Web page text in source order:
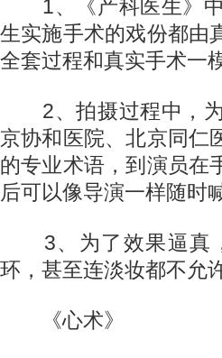
1、《产科医生》中
生实施手术的戏份都由
全套过程和真实手术一
2、拍摄过程中，为
京协和医院、北京同仁
的专业术语，到演员在
后可以像导演一样随时
3、为了效果逼真，
环，甚至连淡妆都不允许
《心术》